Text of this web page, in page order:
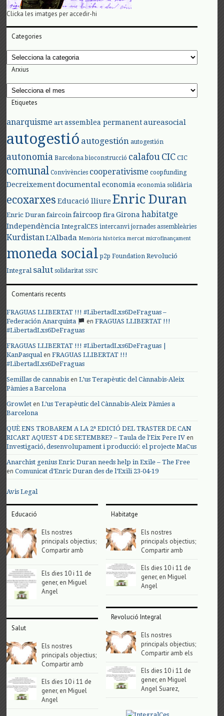
Clicka les imatges per accedir-hi
Categories
Categories
Arxius
Arxius
Etiquetes
anarquisme art assemblea permanent aureasocial
autogestió autogestión autogestión
autonomia Barcelona bioconstrucció calafouCIC CIC
comunal Convivències cooperativisme coopfunding
Decreixement documental economia economia solidària
ecoxarxes Educació lliure Enric Duran
Enric Duran faircoin faircoop fira Girona habitatge
Independència IntegralCES intercanvi jornades assembleàries
KurdistanL'Albada Memòria històrica mercat microfinançament
moneda social p2p Foundation Revolució
Integral salut solidaritat SSPC
Comentaris recents
FRAGUAS LLIBERTAT !!! #LibertadLxs6DeFraguas –
Federación Anarquista
enFRAGUAS LLIBERTAT !!!
#LibertadLxs6DeFraguas
FRAGUAS LLIBERTAT !!! #LibertadLxs6DeFraguas |
KanPasqualenFRAGUAS LLIBERTAT !!!
#LibertadLxs6DeFraguas
Semillas de cannabis enL’us Terapèutic del Cànnabis-Aleix
Pàmies a Barcelona
Growlet enL’us Terapèutic del Cànnabis-Aleix Pàmies a
Barcelona
QUÈ ENS TROBAREM A LA 2ª EDICIÓ DEL TRASTER DE CAN
RICART AQUEST 4 DE SETEMBRE? – Taula de l'Eix Pere IV en
Investigació, desenvolupament i producció: el projecte MaCus
Anarchist genius Enric Duran needs help in Exile – The Free
enComunicat d’Enric Duran des de l’Exili 23-04-19
Avis Legal
Educació
Els nostres
principals objectius;
Compartir amb
Els dies 10 i 11 de
gener, en Miguel
Angel
Salut
Els nostres
principals objectius;
Compartir amb
Els dies 10 i 11 de
gener, en Miguel
Angel
Habitatge
Els nostres
principals objectius;
Compartir amb
Els dies 10 i 11 de
gener, en Miguel
Angel
Revolució Integral
Els nostres
principals objectius;
Compartir amb els
Els dies 10 i 11 de
gener, en Miguel
Angel Suarez,